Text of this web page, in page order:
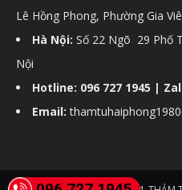
Lê Hồng Phong, Phường Gia
Hà Nội: Số 22 Ngõ 29 Phố
Nội
Hotline: 096 727 1945 |
Email: